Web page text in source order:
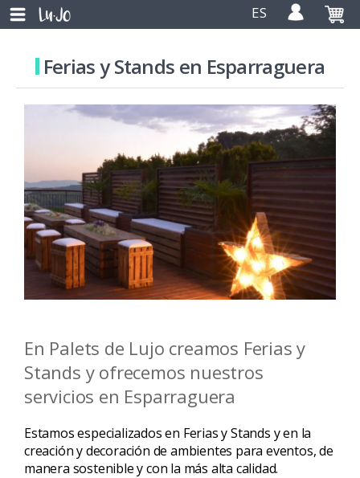
ES
Ferias y Stands en Esparraguera
En Palets de Lujo creamos Ferias y
Stands y ofrecemos nuestros
servicios en Esparraguera
Estamos especializados en Ferias y Stands y en la
creación y decoración de ambientes para eventos, de
manera sostenible y con la más alta calidad.